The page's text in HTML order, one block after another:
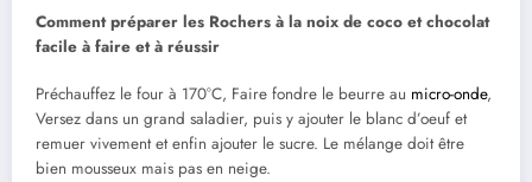
Comment préparer les Rochers à la noix de coco et chocolat
facile à faire et à réussir
Préchauffez le four à 170°C, Faire fondre le beurre au micro-onde,
Versez dans un grand saladier, puis y ajouter le blanc d’oeuf et
remuer vivement et enfin ajouter le sucre. Le mélange doit être
bien mousseux mais pas en neige.